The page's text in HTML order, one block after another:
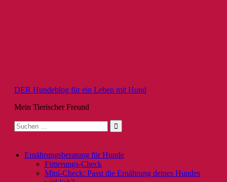
DER Hundeblog für ein Leben mit Hund
Mein Tierischer Freund
Suche
nach:
Ernährungsberatung für Hunde
Fütterungs-Check
Mini-Check: Passt die Ernährung deines Hundes